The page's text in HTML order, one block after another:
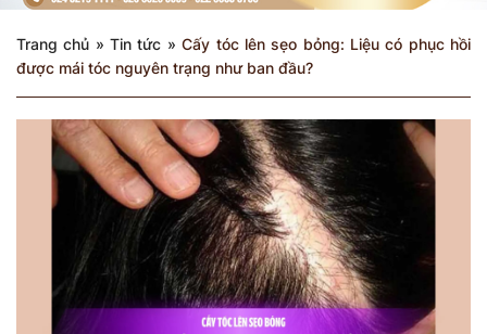
Trang chủ »Tin tức »Cấy tóc lên sẹo bỏng: Liệu có phục hồi
được mái tóc nguyên trạng như ban đầu?